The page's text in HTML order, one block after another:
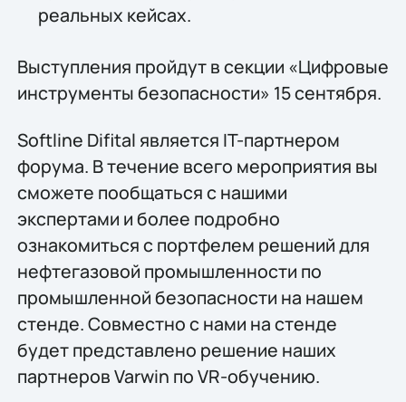
реальных кейсах.
Выступления пройдут в секции «Цифровые
инструменты безопасности» 15 сентября.
Softline Difital является IT-партнером
форума. В течение всего мероприятия вы
сможете пообщаться с нашими
экспертами и более подробно
ознакомиться с портфелем решений для
нефтегазовой промышленности по
промышленной безопасности на нашем
стенде. Совместно с нами на стенде
будет представлено решение наших
партнеров Varwin по VR-обучению.